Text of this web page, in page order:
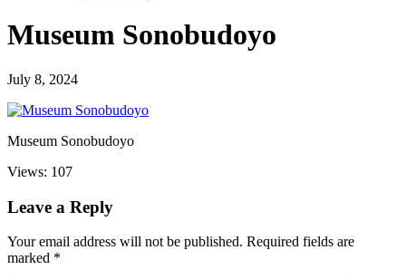
Museum Sonobudoyo
July 8, 2024
Museum Sonobudoyo
Views: 107
Leave a Reply
Your email address will not be published. Required fields are
marked *